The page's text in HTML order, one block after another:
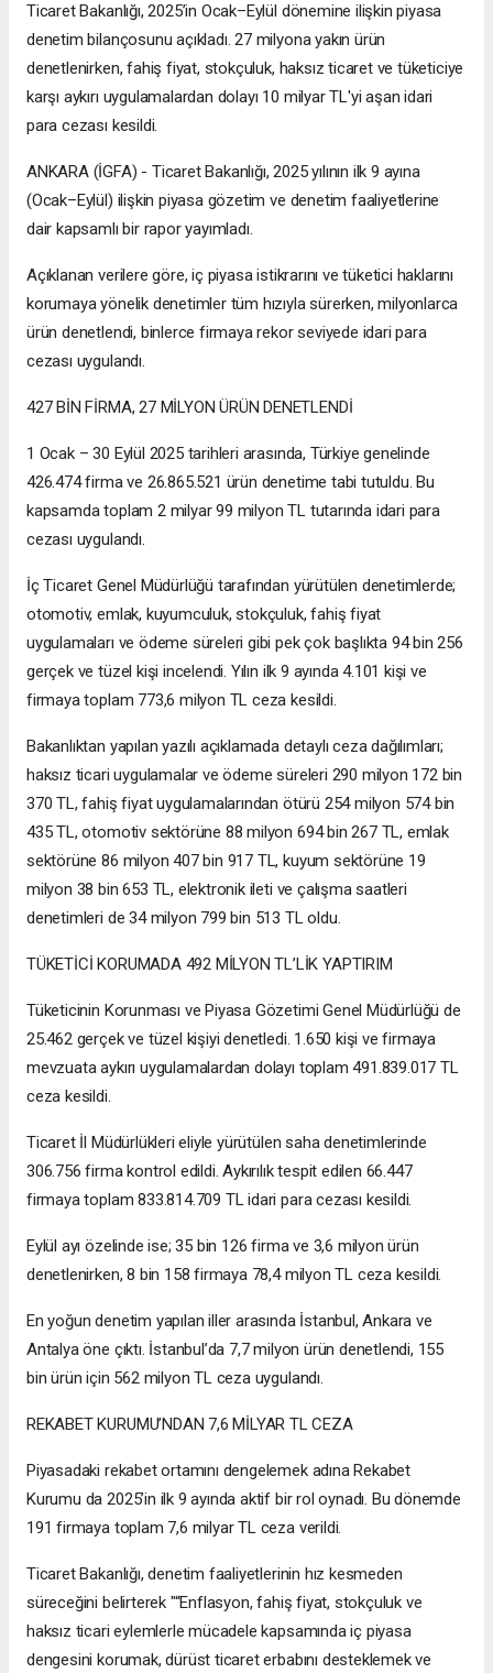
Ticaret Bakanlığı, 2025’in Ocak–Eylül dönemine ilişkin piyasa
denetim bilançosunu açıkladı. 27 milyona yakın ürün
denetlenirken, fahiş fiyat, stokçuluk, haksız ticaret ve tüketiciye
karşı aykırı uygulamalardan dolayı 10 milyar TL'yi aşan idari
para cezası kesildi.
ANKARA (İGFA) - Ticaret Bakanlığı, 2025 yılının ilk 9 ayına
(Ocak–Eylül) ilişkin piyasa gözetim ve denetim faaliyetlerine
dair kapsamlı bir rapor yayımladı.
Açıklanan verilere göre, iç piyasa istikrarını ve tüketici haklarını
korumaya yönelik denetimler tüm hızıyla sürerken, milyonlarca
ürün denetlendi, binlerce firmaya rekor seviyede idari para
cezası uygulandı.
427 BİN FİRMA, 27 MİLYON ÜRÜN DENETLENDİ
1 Ocak – 30 Eylül 2025 tarihleri arasında, Türkiye genelinde
426.474 firma ve 26.865.521 ürün denetime tabi tutuldu. Bu
kapsamda toplam 2 milyar 99 milyon TL tutarında idari para
cezası uygulandı.
İç Ticaret Genel Müdürlüğü tarafından yürütülen denetimlerde;
otomotiv, emlak, kuyumculuk, stokçuluk, fahiş fiyat
uygulamaları ve ödeme süreleri gibi pek çok başlıkta 94 bin 256
gerçek ve tüzel kişi incelendi. Yılın ilk 9 ayında 4.101 kişi ve
firmaya toplam 773,6 milyon TL ceza kesildi.
Bakanlıktan yapılan yazılı açıklamada detaylı ceza dağılımları;
haksız ticari uygulamalar ve ödeme süreleri 290 milyon 172 bin
370 TL, fahiş fiyat uygulamalarından ötürü 254 milyon 574 bin
435 TL, otomotiv sektörüne 88 milyon 694 bin 267 TL, emlak
sektörüne 86 milyon 407 bin 917 TL, kuyum sektörüne 19
milyon 38 bin 653 TL, elektronik ileti ve çalışma saatleri
denetimleri de 34 milyon 799 bin 513 TL oldu.
TÜKETİCİ KORUMADA 492 MİLYON TL’LİK YAPTIRIM
Tüketicinin Korunması ve Piyasa Gözetimi Genel Müdürlüğü de
25.462 gerçek ve tüzel kişiyi denetledi. 1.650 kişi ve firmaya
mevzuata aykırı uygulamalardan dolayı toplam 491.839.017 TL
ceza kesildi.
Ticaret İl Müdürlükleri eliyle yürütülen saha denetimlerinde
306.756 firma kontrol edildi. Aykırılık tespit edilen 66.447
firmaya toplam 833.814.709 TL idari para cezası kesildi.
Eylül ayı özelinde ise; 35 bin 126 firma ve 3,6 milyon ürün
denetlenirken, 8 bin 158 firmaya 78,4 milyon TL ceza kesildi.
En yoğun denetim yapılan iller arasında İstanbul, Ankara ve
Antalya öne çıktı. İstanbul’da 7,7 milyon ürün denetlendi, 155
bin ürün için 562 milyon TL ceza uygulandı.
REKABET KURUMU’NDAN 7,6 MİLYAR TL CEZA
Piyasadaki rekabet ortamını dengelemek adına Rekabet
Kurumu da 2025’in ilk 9 ayında aktif bir rol oynadı. Bu dönemde
191 firmaya toplam 7,6 milyar TL ceza verildi.
Ticaret Bakanlığı, denetim faaliyetlerinin hız kesmeden
süreceğini belirterek "“Enflasyon, fahiş fiyat, stokçuluk ve
haksız ticari eylemlerle mücadele kapsamında iç piyasa
dengesini korumak, dürüst ticaret erbabını desteklemek ve